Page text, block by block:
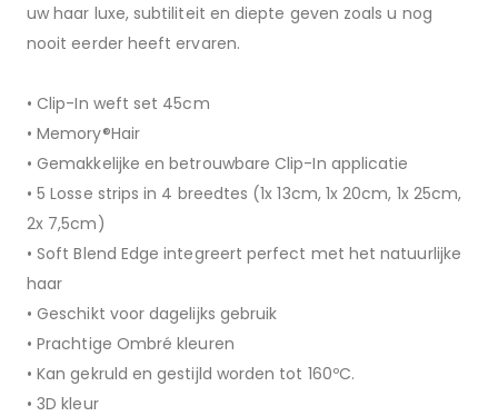
uw haar luxe, subtiliteit en diepte geven zoals u nog
nooit eerder heeft ervaren.
• Clip-In weft set 45cm
• Memory®Hair
• Gemakkelijke en betrouwbare Clip-In applicatie
• 5 Losse strips in 4 breedtes (1x 13cm, 1x 20cm, 1x 25cm,
2x 7,5cm)
• Soft Blend Edge integreert perfect met het natuurlijke
haar
• Geschikt voor dagelijks gebruik
• Prachtige Ombré kleuren
• Kan gekruld en gestijld worden tot 160ºC.
• 3D kleur